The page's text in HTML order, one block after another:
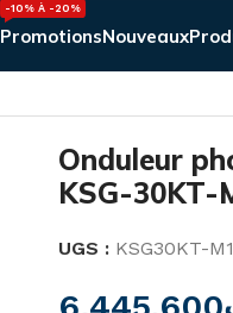
Promotions
-10% À -20%
Nouveaux
Onduleur
KSG-30KT-
UGS : KSG30KT-M1